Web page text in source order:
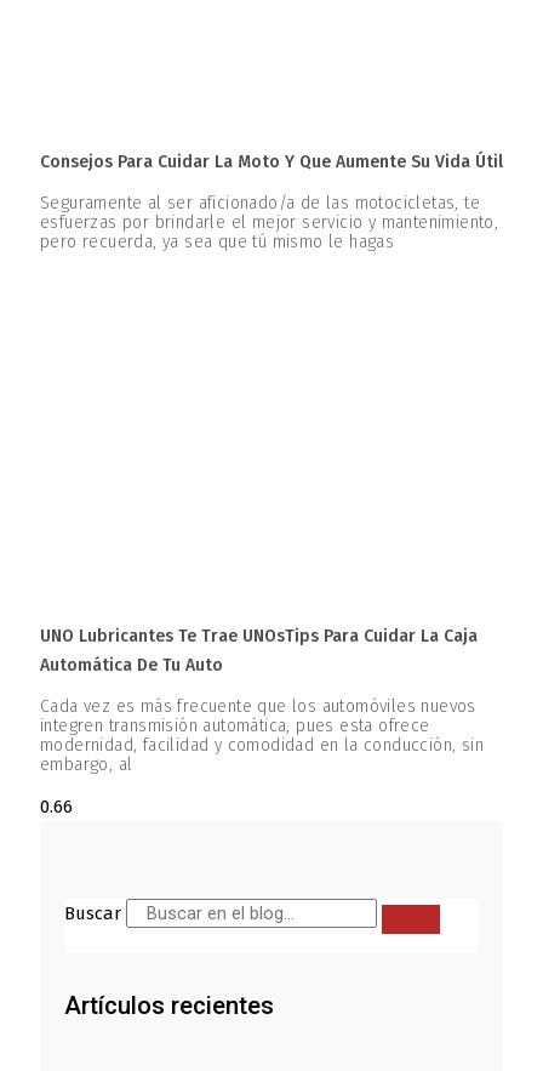
Consejos Para Cuidar La Moto Y Que Aumente Su Vida Útil
Seguramente al ser aficionado/a de las motocicletas, te
esfuerzas por brindarle el mejor servicio y mantenimiento,
pero recuerda, ya sea que tú mismo le hagas
UNO Lubricantes Te Trae UNOsTips Para Cuidar La Caja
Automática De Tu Auto
Cada vez es más frecuente que los automóviles nuevos
integren transmisión automática, pues esta ofrece
modernidad, facilidad y comodidad en la conducción, sin
embargo, al
Buscar
Artículos recientes